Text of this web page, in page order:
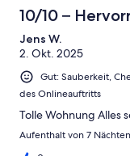
10/10 –
Jens W.
2. Okt. 2025
Gut: Sauberkeit,
des Onlineauftritts
Tolle Wohnung Alles
Aufenthalt von 7